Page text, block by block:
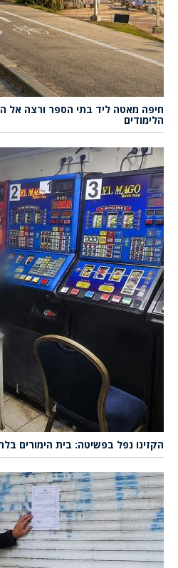
חיפה מאטה ליד בתי הספר ורצה
הלימודים
הקזינו נפל בפשיטה: בית הימורים